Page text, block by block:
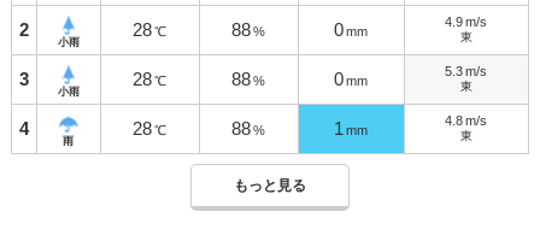
2
小雨
28 ℃ 88 % 0 mm
4.9 m/s
東
3
小雨
28 ℃ 88 % 0 mm
5.3 m/s
東
4
雨
28 ℃ 88 % 1 mm
4.8 m/s
東
もっと見る